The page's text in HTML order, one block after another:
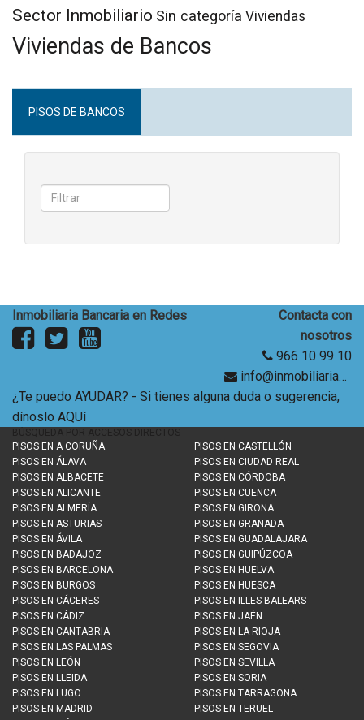
Sector Inmobiliario Sin categoría Viviendas
Viviendas de Bancos
PISOS DE BANCOS
Inmobiliaria Bancaria en Redes
Contacta con
nosotros
966 10 99 10
info@inmobiliariabancaria.com
¿Te puedo AYUDAR? - Si tienes alguna duda o sugerencia,
dínoslo AQUí
PISOS EN A CORUÑA
PISOS EN ÁLAVA
PISOS EN ALBACETE
PISOS EN ALICANTE
PISOS EN ALMERÍA
PISOS EN ASTURIAS
PISOS EN ÁVILA
PISOS EN BADAJOZ
PISOS EN BARCELONA
PISOS EN BURGOS
PISOS EN CÁCERES
PISOS EN CÁDIZ
PISOS EN CANTABRIA
PISOS EN CASTELLÓN
PISOS EN CIUDAD REAL
PISOS EN CÓRDOBA
PISOS EN CUENCA
PISOS EN GIRONA
PISOS EN GRANADA
PISOS EN GUADALAJARA
PISOS EN GUIPÚZCOA
PISOS EN HUELVA
PISOS EN HUESCA
PISOS EN
ILLES BALEARS
PISOS EN JAÉN
PISOS EN LA RIOJA
PISOS EN LAS PALMAS
PISOS EN LEÓN
PISOS EN LLEIDA
PISOS EN LUGO
PISOS EN MADRID
PISOS EN SEGOVIA
PISOS EN SEVILLA
PISOS EN SORIA
PISOS EN TARRAGONA
PISOS EN TERUEL